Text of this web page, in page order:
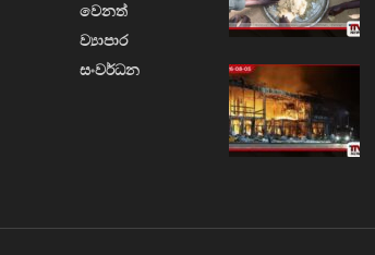
වෙනත්
ව්‍යාපාර
සංවර්ධන